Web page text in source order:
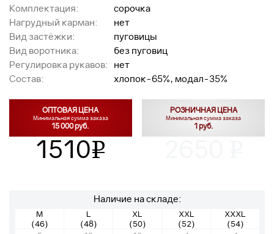
Комплектация:
сорочка
Нагрудный карман:
нет
Вид застёжки:
пуговицы
Вид воротника:
без пуговиц
Регулировка рукавов:
нет
Состав:
хлопок-65%, модал-35%
ОПТОВАЯ ЦЕНА
Минимальная сумма заказа
15 000 руб.
1510v
РОЗНИЧНАЯ ЦЕНА
Минимальная сумма заказа
1 руб.
Наличие на складе:
M
(46)
L
(48)
XL
(50)
XXL
(52)
XXXL
(54)